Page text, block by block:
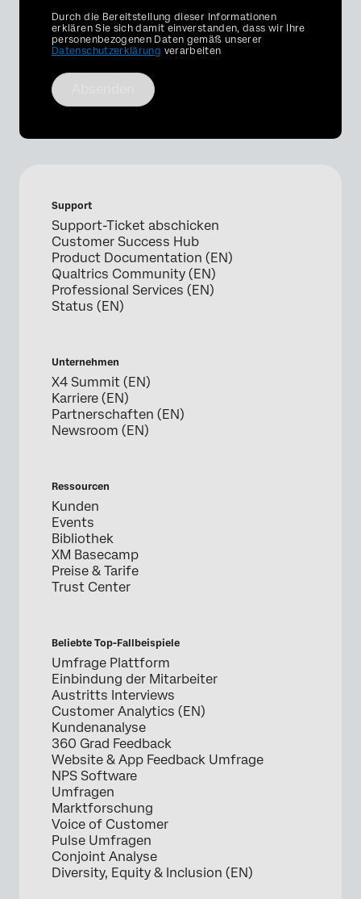
Privacy
Optin
Durch die Bereitstellung dieser Informationen
erklären Sie sich damit einverstanden, dass wir Ihre
personenbezogenen Daten gemäß unserer
Datenschutzerklärung verarbeiten
Support
Support-Ticket abschicken
Customer Success Hub
Product Documentation (EN)
Qualtrics Community (EN)
Professional Services (EN)
Status (EN)
Unternehmen
X4 Summit (EN)
Karriere (EN)
Partnerschaften (EN)
Newsroom (EN)
Ressourcen
Kunden
Events
Bibliothek
XM Basecamp
Preise & Tarife
Trust Center
Beliebte Top-Fallbeispiele
Umfrage Plattform
Einbindung der Mitarbeiter
Austritts Interviews
Customer Analytics (EN)
Kundenanalyse
360 Grad Feedback
Website & App Feedback Umfrage
NPS Software
Umfragen
Marktforschung
Voice of Customer
Pulse Umfragen
Conjoint Analyse
Diversity, Equity & Inclusion (EN)